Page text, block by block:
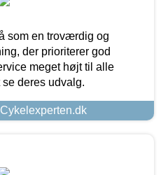
som en troværdig og
der prioriterer god
meget højt til alle
deres udvalg.